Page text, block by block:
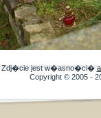
Zdj�cie jest w�asno�ci�
Copyright © 2005 -